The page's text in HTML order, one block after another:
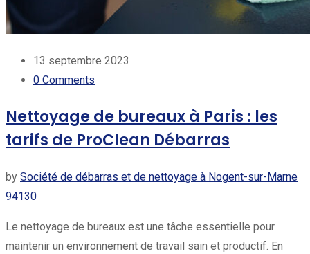
13 septembre 2023
0 Comments
Nettoyage de bureaux à Paris : les
tarifs de ProClean Débarras
by Société de débarras et de nettoyage à Nogent-sur-Marne
94130
Le nettoyage de bureaux est une tâche essentielle pour
maintenir un environnement de travail sain et productif. En